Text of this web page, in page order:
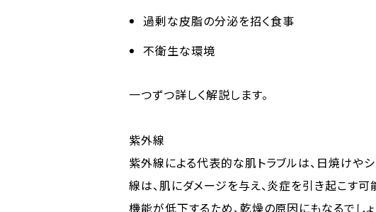
過剰な皮脂の分泌を招く食事
不衛生な環境
一つずつ詳しく解説します。
紫外線
紫外線による代表的な肌トラブルは、日焼けや
線は、肌にダメージを与え、炎症を引き起こす
機能が低下するため、乾燥の原因にもなるでしょ